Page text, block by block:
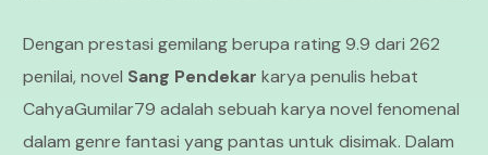
Dengan prestasi gemilang berupa rating 9.9 dari 262
penilai, novel Sang Pendekar karya penulis hebat
CahyaGumilar79 adalah sebuah karya novel fenomenal
dalam genre fantasi yang pantas untuk disimak. Dalam